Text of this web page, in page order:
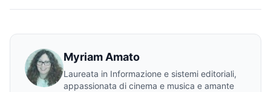
Myriam Amato
Laureata in Informazione e sistemi editoriali,
appassionata di cinema e musica e amante